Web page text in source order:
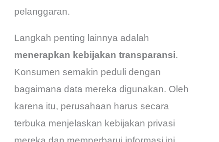
pelanggaran.
Langkah penting lainnya adalah
menerapkan kebijakan transparansi.
Konsumen semakin peduli dengan
bagaimana data mereka digunakan. Oleh
karena itu, perusahaan harus secara
terbuka menjelaskan kebijakan privasi